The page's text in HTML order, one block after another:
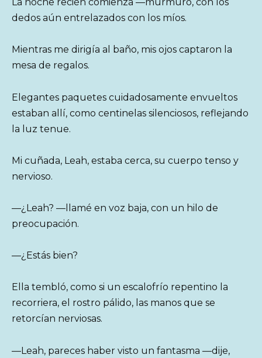
dedos aún entrelazados con los míos.
Mientras me dirigía al baño, mis ojos captaron la
mesa de regalos.
Elegantes paquetes cuidadosamente envueltos
estaban allí, como centinelas silenciosos, reflejando
la luz tenue.
Mi cuñada, Leah, estaba cerca, su cuerpo tenso y
nervioso.
—¿Leah? —llamé en voz baja, con un hilo de
preocupación.
—¿Estás bien?
Ella tembló, como si un escalofrío repentino la
recorriera, el rostro pálido, las manos que se
retorcían nerviosas.
—Leah, pareces haber visto un fantasma —dije,